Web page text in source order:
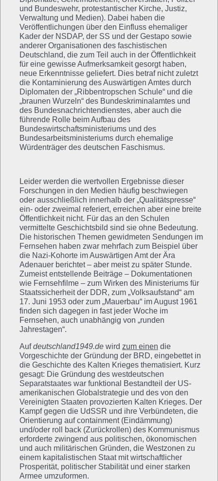
und Bundeswehr, protestantischer Kirche, Justiz,
Verwaltung und Medien). Dabei haben die
Veröffentlichungen über den Einfluss ehemaliger
Kader der NSDAP, der SS und der Gestapo sowie
anderer Organisationen des faschistischen
Deutschland, die zum Teil auch in der Öffentlichkeit
für eine gewisse Aufmerksamkeit gesorgt haben,
neue Erkenntnisse geliefert. Dies betraf nicht zuletzt
die Kontaminierung des Auswärtigen Amtes durch
Diplomaten der „Ribbentropschen Schule“ und die
„braunen Wurzeln“ des Bundeskriminalamtes und
des Bundesnachrichtendienstes, aber auch die
führende Rolle beim Aufbau des
Bundeswirtschaftsministeriums und des
Bundesarbeitsministeriums durch ehemalige
Würdenträger des deutschen Faschismus.
Leider werden die wertvollen Ergebnisse dieser
Forschungen in den Medien häufig beschwiegen
oder ausschließlich innerhalb der „Qualitätspresse“
ein- oder zweimal referiert, erreichen aber eine breite
Öffentlichkeit nicht. Für das an den Schulen
vermittelte Geschichtsbild sind sie ohne Bedeutung.
Die historischen Themen gewidmeten Sendungen im
Fernsehen haben zwar mehrfach zum Beispiel über
die Nazi-Kohorte im Auswärtigen Amt der Ära
Adenauer berichtet – aber meist zu später Stunde.
Zumeist entstellende Beiträge – Dokumentationen
wie Fernsehfilme – zum Wirken des Ministeriums für
Staatssicherheit der DDR, zum „Volksaufstand“ am
17. Juni 1953 oder zum „Mauerbau“ im August 1961
finden sich dagegen in fast jeder Woche im
Fernsehen, auch unabhängig von „runden
Jahrestagen“.
Aufdeutschland1949.de wird zum einen die
Vorgeschichte der Gründung der BRD, eingebettet in
die Geschichte des Kalten Krieges thematisiert. Kurz
gesagt: Die Gründung des westdeutschen
Separatstaates war funktional Bestandteil der US-
amerikanischen Globalstrategie und des von den
Vereinigten Staaten provozierten Kalten Krieges. Der
Kampf gegen die UdSSR und ihre Verbündeten, die
Orientierung auf containment (Eindämmung)
und/oder roll back (Zurückrollen) des Kommunismus
erforderte zwingend aus politischen, ökonomischen
und auch militärischen Gründen, die Westzonen zu
einem kapitalistischen Staat mit wirtschaftlicher
Prosperität, politischer Stabilität und einer starken
Armee umzuformen.